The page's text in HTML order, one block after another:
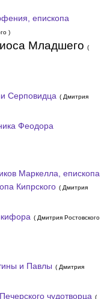
епископа
)
Младшего (
Серповидца ( Дмитрия
Феодора
Маркелла, епископа
Кипрского ( Дмитрия
( Дмитрия Ростовского
и Павлы ( Дмитрия
чудотворца (